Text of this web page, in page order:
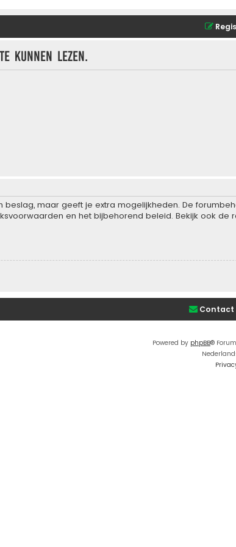
kunnen lezen.
maar geeft je extra mogelijkheden. De
en het bijbehorend beleid. Bekijk ook de
Contact
Powered by phpBB®